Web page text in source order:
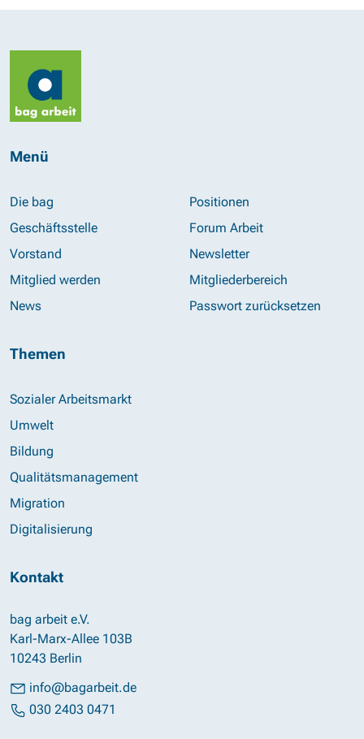
Menü
Die bag
Geschäftsstelle
Vorstand
Mitglied werden
News
Positionen
Forum Arbeit
Newsletter
Mitgliederbereich
Passwort zurücksetzen
Themen
Sozialer Arbeitsmarkt
Umwelt
Bildung
Qualitätsmanagement
Migration
Digitalisierung
Kontakt
bag arbeit e.V.
Karl-Marx-Allee 103B
10243 Berlin
info@bagarbeit.de
030 2403 0471